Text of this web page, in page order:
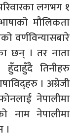
लगभग १
मौलिकता
वर्णविन्यासबारे
छन् । तर नाता
तिनीहरु
। अग्रेजी
नेपालीमा
नाम नेपालीमा
।